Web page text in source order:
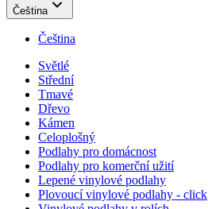
Čeština
Čeština
Světlé
Střední
Tmavé
Dřevo
Kámen
Celoplošný
Podlahy pro domácnost
Podlahy pro komerční užití
Lepené vinylové podlahy
Plovoucí vinylové podlahy - click